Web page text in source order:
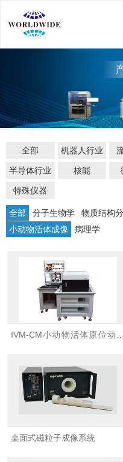
全部 机器人行业
半导体行业 核能
特殊仪器
全部 分子生物学 物质结构
小动物活体成像
病理学
IVM-CM小动物活体原位动态
桌面式磁粒子成像系统